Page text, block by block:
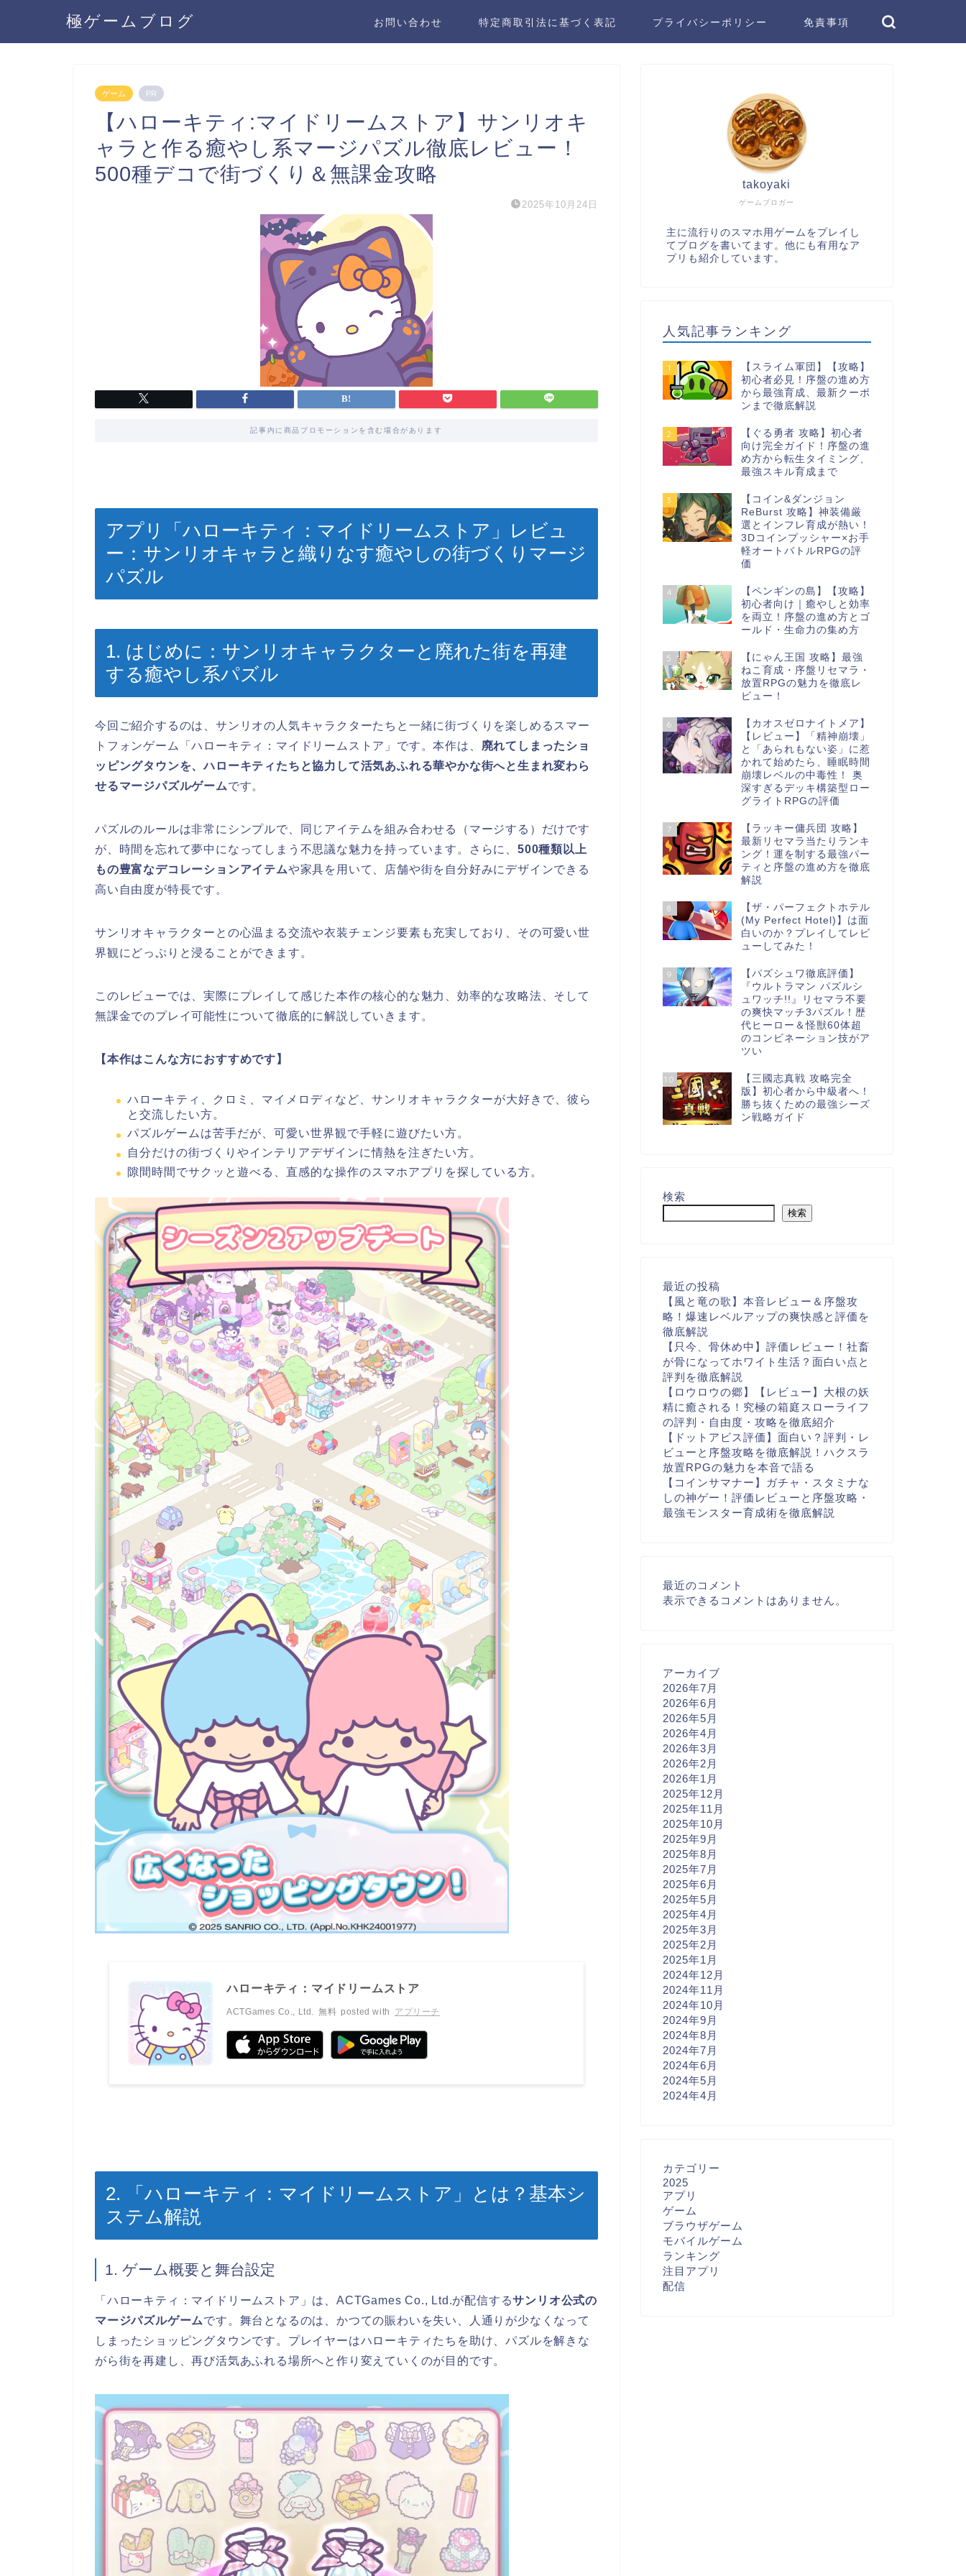
極ゲームブログ お問い合わせ 特定商取引法に基づく表記 プライバシーポリシー 免責事項
ゲーム PR
【ハローキティ:マイドリームストア】サンリオキ
ャラと作る癒やし系マージパズル徹底レビュー！
500種デコで街づくり＆無課金攻略
2025年10月24日
記事内に商品プロモーションを含む場合があります
アプリ「ハローキティ：マイドリームストア」レビュ
ー：サンリオキャラと織りなす癒やしの街づくりマージ
パズル
1. はじめに：サンリオキャラクターと廃れた街を再建
する癒やし系パズル
今回ご紹介するのは、サンリオの人気キャラクターたちと一緒に街づくりを楽しめるスマー
トフォンゲーム「ハローキティ：マイドリームストア」です。本作は、 廃れてしまったショ
ッピングタウンを、ハローキティたちと協力して活気あふれる華やかな街へと生まれ変わら
せるマージパズルゲームです。
パズルのルールは非常にシンプルで、同じアイテムを組み合わせる（マージする）だけです
が、時間を忘れて夢中になってしまう不思議な魅力を持っています。さらに、 500種類以上
もの豊富なデコレーションアイテムや家具を用いて、店舗や街を自分好みにデザインできる
高い自由度が特長です。
サンリオキャラクターとの心温まる交流や衣装チェンジ要素も充実しており、その可愛い世
界観にどっぷりと浸ることができます。
このレビューでは、実際にプレイして感じた本作の核心的な魅力、効率的な攻略法、そして
無課金でのプレイ可能性について徹底的に解説していきます。
【本作はこんな方におすすめです】
ハローキティ、クロミ、マイメロディなど、サンリオキャラクターが大好きで、彼ら
と交流したい方。
パズルゲームは苦手だが、可愛い世界観で手軽に遊びたい方。
自分だけの街づくりやインテリアデザインに情熱を注ぎたい方。
隙間時間でサクッと遊べる、直感的な操作のスマホアプリを探している方。
ハローキティ：マイドリームストア
ACTGames Co., Ltd. 無料 posted with アプリーチ
2. 「ハローキティ：マイドリームストア」とは？基本シ
ステム解説
1. ゲーム概要と舞台設定
「ハローキティ：マイドリームストア」は、ACTGames Co., Ltd.が配信するサンリオ公式の
マージパズルゲームです。舞台となるのは、かつての賑わいを失い、人通りが少なくなって
しまったショッピングタウンです。プレイヤーはハローキティたちを助け、パズルを解きな
がら街を再建し、再び活気あふれる場所へと作り変えていくのが目的です。
ゲームブロガー
takoyaki
主に流行りのスマホ用ゲームをプレイし
てブログを書いてます。他にも有用なア
プリも紹介しています。
人気記事ランキング
1
【スライム軍団】【攻略】
初心者必見！序盤の進め方
から最強育成、最新クーポ
ンまで徹底解説
2
【ぐる勇者 攻略】初心者
向け完全ガイド！序盤の進
め方から転生タイミング、
最強スキル育成まで
3
【コイン&ダンジョン
ReBurst 攻略】神装備厳
選とインフレ育成が熱い！
3Dコインプッシャー×お手
軽オートバトルRPGの評
価
4
【ペンギンの島】【攻略】
初心者向け｜癒やしと効率
を両立！序盤の進め方とゴ
ールド・生命力の集め方
5
【にゃん王国 攻略】最強
ねこ育成・序盤リセマラ・
放置RPGの魅力を徹底レ
ビュー！
6
【カオスゼロナイトメア】
【レビュー】「精神崩壊」
と「あられもない姿」に惹
かれて始めたら、睡眠時間
崩壊レベルの中毒性！ 奥
深すぎるデッキ構築型ロー
グライトRPGの評価
7
【ラッキー傭兵団 攻略】
最新リセマラ当たりランキ
ング！運を制する最強パー
ティと序盤の進め方を徹底
解説
8
【ザ・パーフェクトホテル
(My Perfect Hotel)】は面
白いのか？プレイしてレビ
ューしてみた！
9
【パズシュワ徹底評価】
『ウルトラマン パズルシ
ュワッチ!!』リセマラ不要
の爽快マッチ3パズル！歴
代ヒーロー＆怪獣60体超
のコンビネーション技がア
ツい
10
【三國志真戦 攻略完全
版】初心者から中級者へ！
勝ち抜くための最強シーズ
ン戦略ガイド
検索
検索
最近の投稿
【風と竜の歌】本音レビュー＆序盤攻
略！爆速レベルアップの爽快感と評価を
徹底解説
【只今、骨休め中】評価レビュー！社畜
が骨になってホワイト生活？面白い点と
評判を徹底解説
【ロウロウの郷】【レビュー】大根の妖
精に癒される！究極の箱庭スローライフ
の評判・自由度・攻略を徹底紹介
【ドットアビス評価】面白い？評判・レ
ビューと序盤攻略を徹底解説！ハクスラ
放置RPGの魅力を本音で語る
【コインサマナー】ガチャ・スタミナな
しの神ゲー！評価レビューと序盤攻略・
最強モンスター育成術を徹底解説
最近のコメント
表示できるコメントはありません。
アーカイブ
2026年7月
2026年6月
2026年5月
2026年4月
2026年3月
2026年2月
2026年1月
2025年12月
2025年11月
2025年10月
2025年9月
2025年8月
2025年7月
2025年6月
2025年5月
2025年4月
2025年3月
2025年2月
2025年1月
2024年12月
2024年11月
2024年10月
2024年9月
2024年8月
2024年7月
2024年6月
2024年5月
2024年4月
カテゴリー
2025
アプリ
ゲーム
ブラウザゲーム
モバイルゲーム
ランキング
注目アプリ
配信